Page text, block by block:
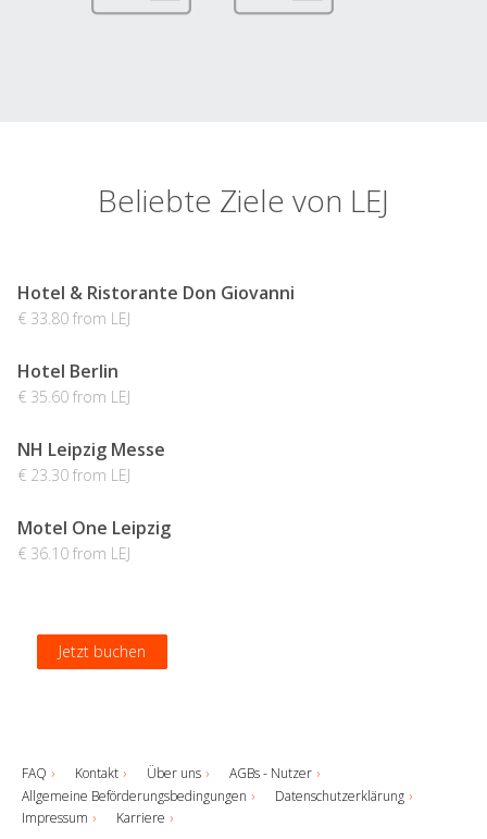
Beliebte Ziele von LEJ
Hotel & Ristorante Don Giovanni
€ 33.80 from LEJ
Jetzt buchen
Hotel Berlin
€ 35.60 from LEJ
Jetzt buchen
NH Leipzig Messe
€ 23.30 from LEJ
Jetzt buchen
Motel One Leipzig
€ 36.10 from LEJ
Jetzt buchen
FAQ Kontakt Über uns
AGBs - Nutzer
Allgemeine Beförderungsbedingungen
Datenschutzerklärung
Impressum
Karriere